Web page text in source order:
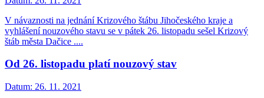
V návaznosti na jednání Krizového štábu Jihočeského kraje a
vyhlášení nouzového stavu se v pátek 26. listopadu sešel Krizový
štáb města Dačice ....
Od 26. listopadu platí nouzový stav
Datum: 26. 11. 2021